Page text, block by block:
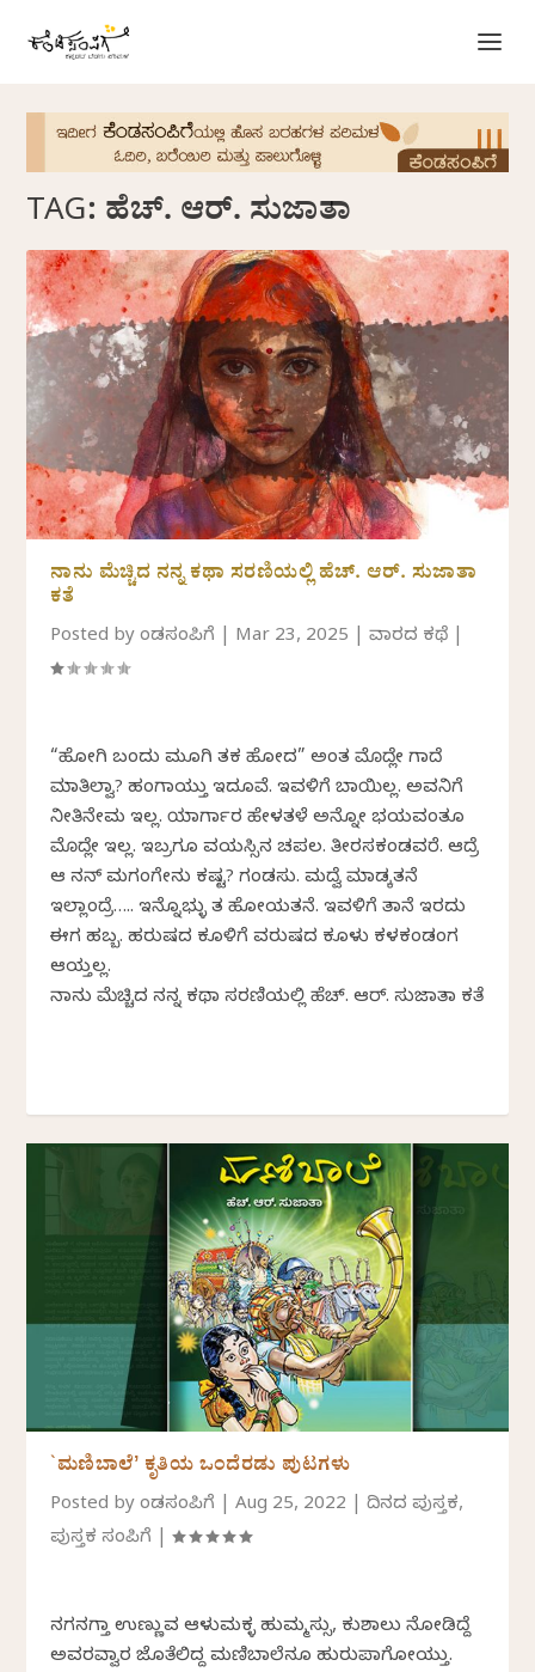
TAG: ಹೆಚ್. ಆರ್. ಸುಜಾತಾ
ನಾನು ಮೆಚ್ಚಿದ ನನ್ನ ಕಥಾ ಸರಣಿಯಲ್ಲಿ ಹೆಚ್. ಆರ್. ಸುಜಾತಾ
ಕತೆ
Posted byಕೆಂಡಸಂಪಿಗೆ Mar 23, 2025 |ವಾರದ ಕಥೆ
“ಹೋಗಿ ಬಂದು ಮೂಗಿ ತಕ ಹೋದ” ಅಂತ ಮೊದ್ಲೇ ಗಾದೆ
ಮಾತಿಲ್ವಾ? ಹಂಗಾಯ್ತು ಇದೂವೆ. ಇವಳಿಗೆ ಬಾಯಿಲ್ಲ. ಅವನಿಗೆ
ನೀತಿನೇಮ ಇಲ್ಲ. ಯಾರ್ಗಾರ ಹೇಳತಳೆ ಅನ್ನೋ ಭಯವಂತೂ
ಮೊದ್ಲೇ ಇಲ್ಲ. ಇಬ್ರಗೂ ವಯಸ್ಸಿನ ಚಪಲ. ತೀರಸಕಂಡವರೆ. ಆದ್ರೆ
ಆ ನನ್ ಮಗಂಗೇನು ಕಷ್ಟ? ಗಂಡಸು. ಮದ್ವೆ ಮಾಡ್ಕತನೆ
ಇಲ್ಲಾಂದ್ರೆ….. ಇನ್ನೊಭ್ಳು ತಕೆ ಹೋಯತನೆ. ಇವಳಿಗೆ ತಾನೆ ಇರದು
ಈಗ ಹಬ್ಬ. ಹರುಷದ ಕೂಳಿಗೆ ವರುಷದ ಕೂಳು ಕಳಕಂಡಂಗ
ಆಯ್ತಲ್ಲ.
ನಾನು ಮೆಚ್ಚಿದ ನನ್ನ ಕಥಾ ಸರಣಿಯಲ್ಲಿ ಹೆಚ್. ಆರ್. ಸುಜಾತಾ ಕತೆ
`ಮಣಿಬಾಲೆʼ ಕೃತಿಯ ಒಂದೆರಡು ಪುಟಗಳು
Posted byಕೆಂಡಸಂಪಿಗೆ |Aug 25, 2022 |ದಿನದ ಪುಸ್ತಕ,
ಪುಸ್ತಕ ಸಂಪಿಗೆ |
ನಗನಗ್ತಾ ಉಣ್ಣುವ ಆಳುಮಕ್ಳ ಹುಮ್ಮಸ್ಸು, ಕುಶಾಲು ನೋಡಿದ್ದೆ
ಅವರವ್ವಾರ ಜೊತೆಲಿದ್ದ ಮಣಿಬಾಲೆನೂ ಹುರುಪಾಗೋಯ್ತು.